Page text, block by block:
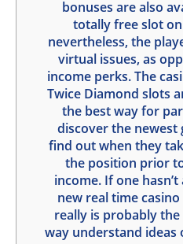
bonuses are also
totally free slot
nevertheless, the
virtual issues, as
income perks. The
Twice Diamond slots
the best way for
discover the newest
find out when they
the position prior
income. If one
new real time
really is probably
way understand ideas